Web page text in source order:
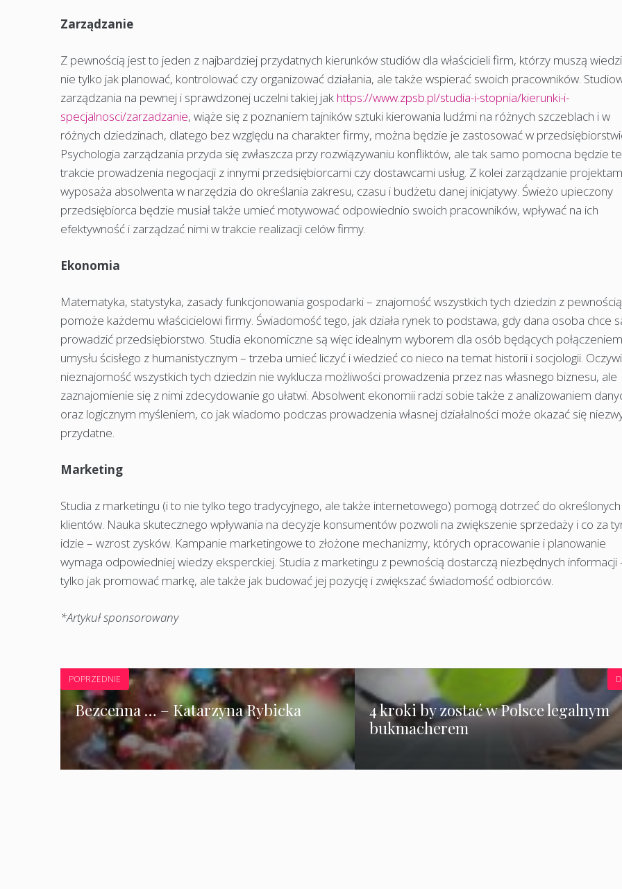
Zarządzanie
Z pewnością jest to jeden z najbardziej przydatnych kierunków studiów dla właścicieli firm, którzy muszą
nie tylko jak planować, kontrolować czy organizować działania, ale także wspierać swoich pracowników.
zarządzania na pewnej i sprawdzonej uczelni takiej jak https://www.zpsb.pl/studia-i-stopnia/kierunki-i-
specjalnosci/zarzadzanie, wiąże się z poznaniem tajników sztuki kierowania ludźmi na różnych szczeblach i w
różnych dziedzinach, dlatego bez względu na charakter firmy, można będzie je zastosować w
Psychologia zarządzania przyda się zwłaszcza przy rozwiązywaniu konfliktów, ale tak samo pomocna będzie
trakcie prowadzenia negocjacji z innymi przedsiębiorcami czy dostawcami usług. Z kolei zarządzanie
wyposaża absolwenta w narzędzia do określania zakresu, czasu i budżetu danej inicjatywy. Świeżo upieczony
przedsiębiorca będzie musiał także umieć motywować odpowiednio swoich pracowników, wpływać na ich
efektywność i zarządzać nimi w trakcie realizacji celów firmy.
Ekonomia
Matematyka, statystyka, zasady funkcjonowania gospodarki – znajomość wszystkich tych dziedzin z pewnością
pomoże każdemu właścicielowi firmy. Świadomość tego, jak działa rynek to podstawa, gdy dana osoba chce
prowadzić przedsiębiorstwo. Studia ekonomiczne są więc idealnym wyborem dla osób będących połączeniem
umysłu ścisłego z humanistycznym – trzeba umieć liczyć i wiedzieć co nieco na temat historii i socjologii.
nieznajomość wszystkich tych dziedzin nie wyklucza możliwości prowadzenia przez nas własnego biznesu, ale
zaznajomienie się z nimi zdecydowanie go ułatwi. Absolwent ekonomii radzi sobie także z analizowaniem
oraz logicznym myśleniem, co jak wiadomo podczas prowadzenia własnej działalności może okazać się
przydatne.
Marketing
Studia z marketingu (i to nie tylko tego tradycyjnego, ale także internetowego) pomogą dotrzeć do
klientów. Nauka skutecznego wpływania na decyzje konsumentów pozwoli na zwiększenie sprzedaży i co za
idzie – wzrost zysków. Kampanie marketingowe to złożone mechanizmy, których opracowanie i planowanie
wymaga odpowiedniej wiedzy eksperckiej. Studia z marketingu z pewnością dostarczą niezbędnych informacji
tylko jak promować markę, ale także jak budować jej pozycję i zwiększać świadomość odbiorców.
*Artykuł sponsorowany
POPRZEDNIE
Bezcenna … – Katarzyna Rybicka
4 kroki by zostać w Polsce legalnym
bukmacherem